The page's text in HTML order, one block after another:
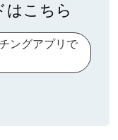
はこちら
ングアプリで